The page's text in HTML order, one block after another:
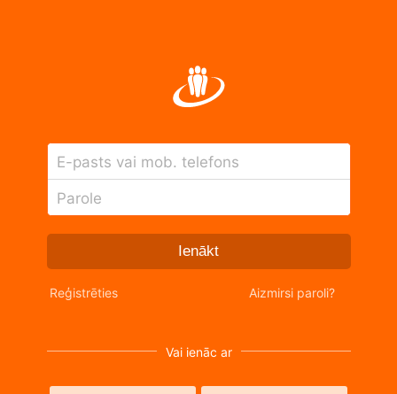
E-pasts vai mob. telefons
Parole
Ienākt
Reģistrēties Aizmirsi paroli?
Vai ienāc ar